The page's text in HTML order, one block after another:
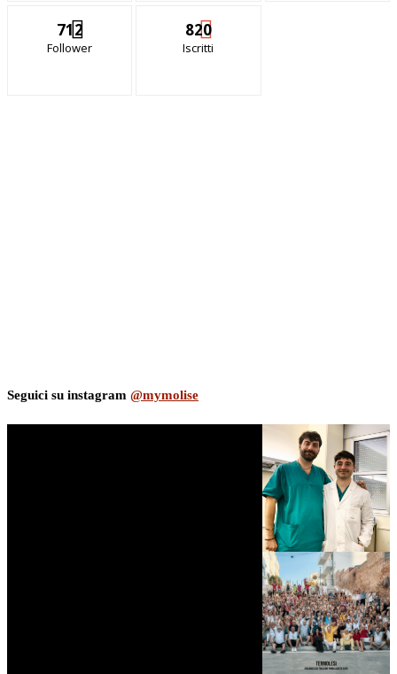
712
Follower
820
Iscritti
Seguici su instagram @mymolise